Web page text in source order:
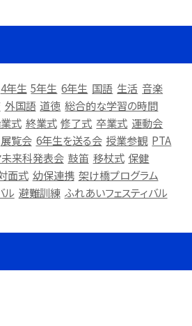
4年生 5年生 6年生 国語 生活 音楽
外国語 道徳 総合的な学習の時間
式 終業式 修了式 卒業式 運動会
展覧会 6年生を送る会 授業参観 PTA
未来科発表会 鼓笛 移杖式 保健
面式 幼保連携 架け橋プログラム
ル 避難訓練 ふれあいフェスティバル